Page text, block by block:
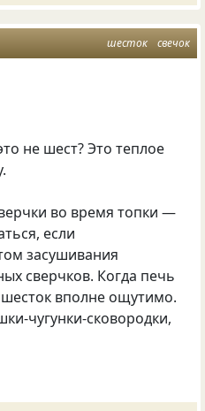
шесток свечок
не шест? Это теплое
во время топки —
если
засушивания
сверчков. Когда печь
шесток вполне ощутимо.
чугунки-сковородки,